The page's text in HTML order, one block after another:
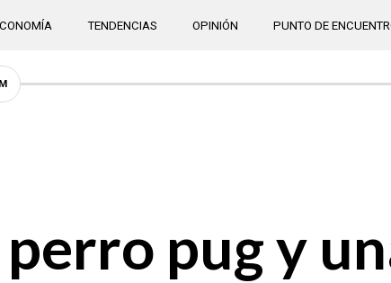
TENDENCIAS OPINIÓN PUNTO DE
pug y